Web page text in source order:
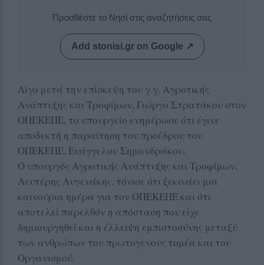
Προσθέστε το Νησί στις αναζητήσεις σας
Add stonisi.gr on Google ↗
Λίγο μετά την επίσκεψη του γ.γ. Αγροτικής
Ανάπτυξης και Τροφίμων, Γιώργο Στρατάκου στον
ΟΠΕΚΕΠΕ, το υπουργείο ενημέρωσε ότι έγινε
αποδεκτή η παραίτηση του προέδρου του
ΟΠΕΚΕΠΕ, Ευάγγελου Σημανδράκου.
Ο υπουργός Αγροτικής Ανάπτυξης και Τροφίμων,
Λευτέρης Αυγενάκης, τόνισε ότι ξεκινάει μια
καινούρια ημέρα για τον ΟΠΕΚΕΠΕ και ότι
αποτελεί παρελθόν η απόσταση που είχε
δημιουργηθεί και η έλλειψη εμπιστοσύνης μεταξύ
των ανθρώπων του πρωτογενούς τομέα και του
Οργανισμού.